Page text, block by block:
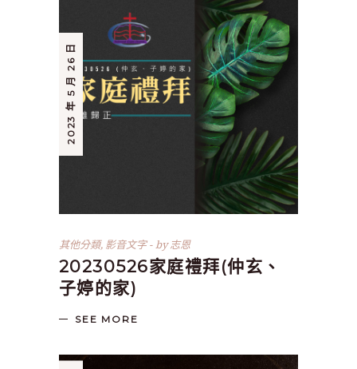
2023 年 5 月 26 日
其他分類, 影音文字 by志恩
20230526家庭禮拜(仲玄、
子婷的家)
SEE MORE